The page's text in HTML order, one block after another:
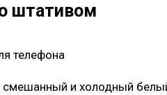
штативом
телефона
смешанный и холодный